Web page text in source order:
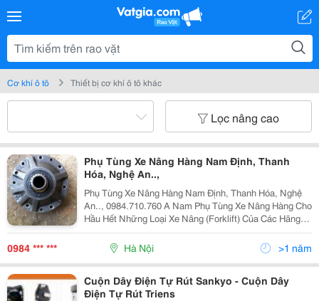
Cơ khí ô tô Thiết bị cơ khí ô tô khác
Lọc nâng cao
Phụ Tùng Xe Nâng Hàng Nam Định, Thanh
Hóa, Nghệ An..,
Phụ Tùng Xe Nâng Hàng Nam Định, Thanh Hóa, Nghệ
An.., 0984.710.760 A Nam Phụ Tùng Xe Nâng Hàng Cho
Hầu Hết Những Loại Xe Nâng (Forklift) Của Các Hãng
Như Toyota, Tmc, Hyster, Komatsu, Sinkobe, Nissan,
Mitshubishi, Sumitomo, Taylor, Yale, Daewoo
0984 *** *** Hà Nội >1 năm
Cuộn Dây Điện Tự Rút Sankyo - Cuộn Dây
Điện Tự Rút Triens